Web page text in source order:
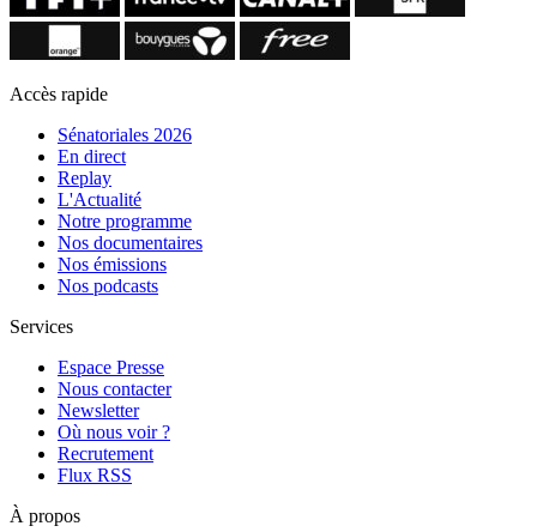
Accès rapide
Sénatoriales 2026
En direct
Replay
L'Actualité
Notre programme
Nos documentaires
Nos émissions
Nos podcasts
Services
Espace Presse
Nous contacter
Newsletter
Où nous voir ?
Recrutement
Flux RSS
À propos